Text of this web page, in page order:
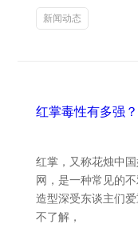
新闻动态
红掌毒性有多强
红掌，又称花烛中
网，是一种常见的
造型深受东谈主们
不了解，